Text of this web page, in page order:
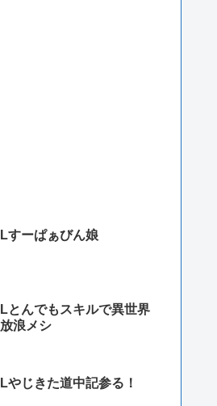
Lすーぱぁびん娘
Lとんでもスキルで異世界
放浪メシ
Lやじきた道中記参る！